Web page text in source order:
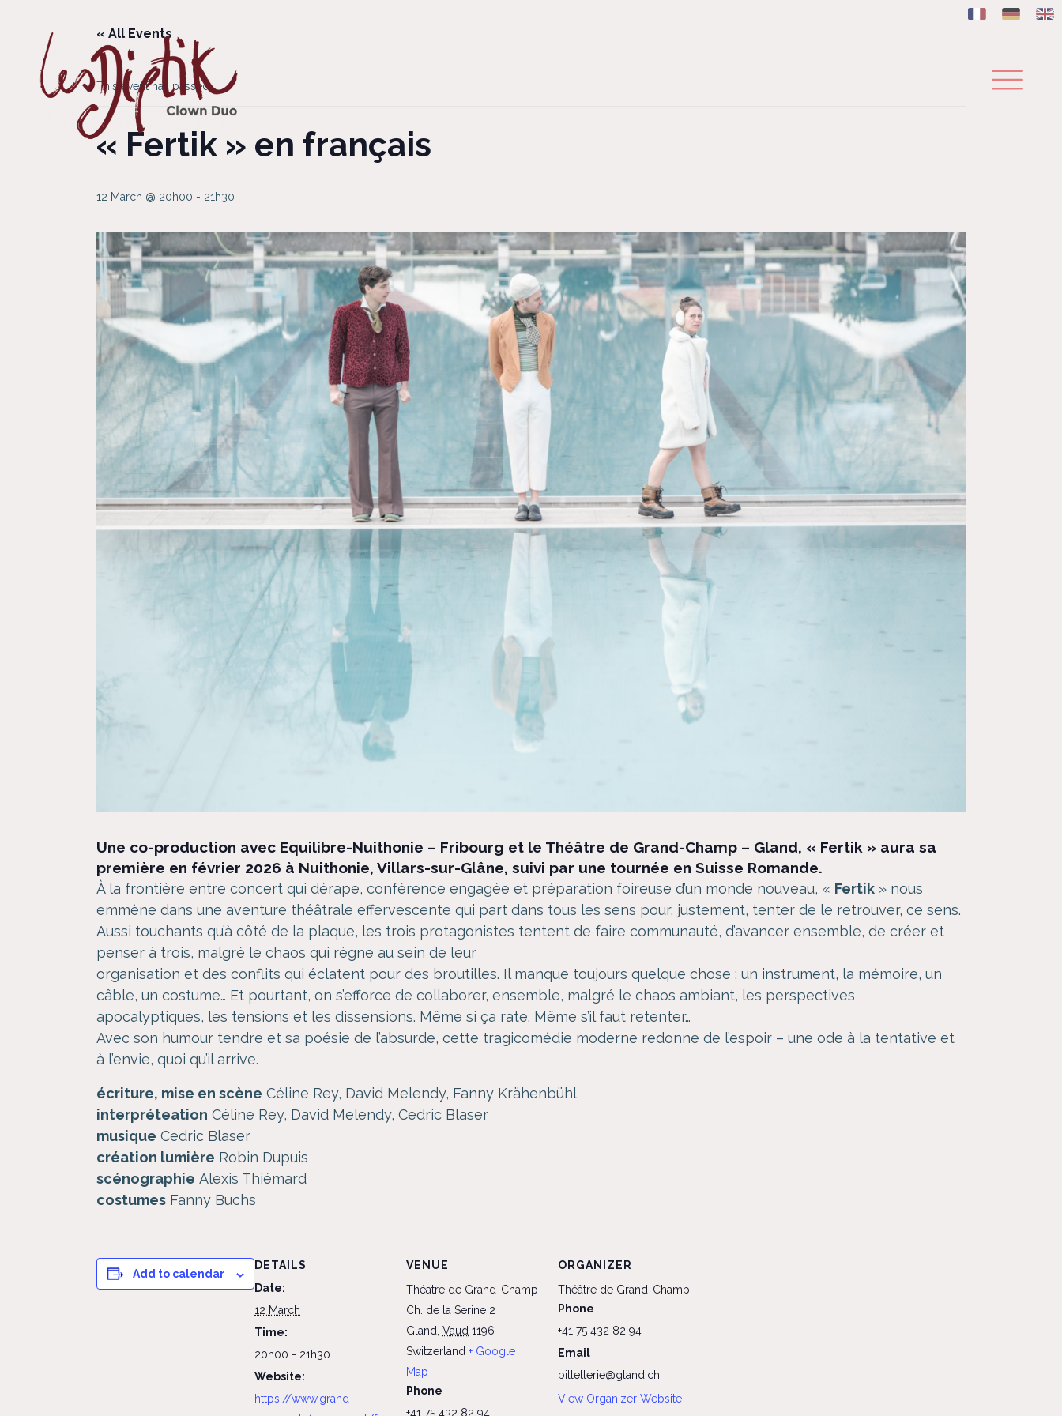
« All Events
This event has passed.
« Fertik » en français
12 March @ 20h00 - 21h30
Une co-production avec Equilibre-Nuithonie – Fribourg et le Théâtre de Grand-Champ – Gland, « Fertik » aura sa
première en février 2026 à Nuithonie, Villars-sur-Glâne, suivi par une tournée en Suisse Romande.
À la frontière entre concert qui dérape, conférence engagée et préparation foireuse d’un monde nouveau, « Fertik » nous
emmène dans une aventure théâtrale effervescente qui part dans tous les sens pour, justement, tenter de le retrouver, ce sens.
Aussi touchants qu’à côté de la plaque, les trois protagonistes tentent de faire communauté, d’avancer ensemble, de créer et
penser à trois, malgré le chaos qui règne au sein de leur
organisation et des conflits qui éclatent pour des broutilles. Il manque toujours quelque chose : un instrument, la mémoire, un
câble, un costume… Et pourtant, on s’efforce de collaborer, ensemble, malgré le chaos ambiant, les perspectives
apocalyptiques, les tensions et les dissensions. Même si ça rate. Même s’il faut retenter…
Avec son humour tendre et sa poésie de l’absurde, cette tragicomédie moderne redonne de l’espoir – une ode à la tentative et
à l’envie, quoi qu’il arrive.
écriture, mise en scène Céline Rey, David Melendy, Fanny Krähenbühl
interpréteation Céline Rey, David Melendy, Cedric Blaser
musique Cedric Blaser
création lumière Robin Dupuis
scénographie Alexis Thiémard
costumes Fanny Buchs
Add to calendar
DETAILS
Date:
12 March
Time:
20h00 - 21h30
Website:
https://www.grand-
VENUE
Théatre de Grand-Champ
Ch. de la Serine 2
Gland, Vaud 1196
Switzerland + Google
Map
Phone
+41 75 432 82 94
ORGANIZER
Théâtre de Grand-Champ
Phone
+41 75 432 82 94
Email
billetterie@gland.ch
View Organizer Website